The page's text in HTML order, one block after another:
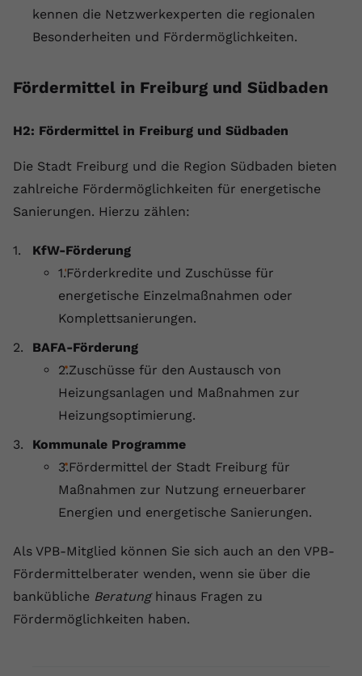
kennen die Netzwerkexperten die regionalen
Besonderheiten und Fördermöglichkeiten.
Fördermittel in Freiburg und Südbaden
H2: Fördermittel in Freiburg und Südbaden
Die Stadt Freiburg und die Region Südbaden bieten
zahlreiche Fördermöglichkeiten für energetische
Sanierungen. Hierzu zählen:
KfW-Förderung
Förderkredite und Zuschüsse für
energetische Einzelmaßnahmen oder
Komplettsanierungen.
BAFA-Förderung
Zuschüsse für den Austausch von
Heizungsanlagen und Maßnahmen zur
Heizungsoptimierung.
Kommunale Programme
Fördermittel der Stadt Freiburg für
Maßnahmen zur Nutzung erneuerbarer
Energien und energetische Sanierungen.
Als VPB-Mitglied können Sie sich auch an den VPB-
Fördermittelberater wenden, wenn sie über die
bankübliche Beratunghinaus Fragen zu
Fördermöglichkeiten haben.